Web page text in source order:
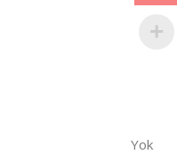
Yok